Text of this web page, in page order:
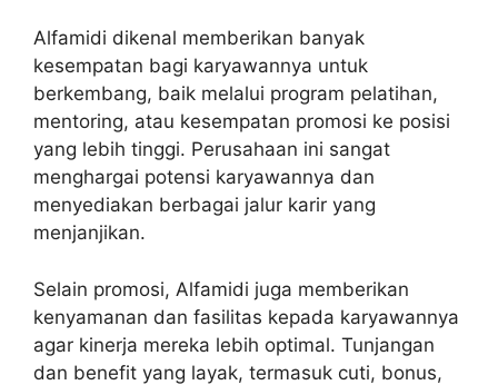
Alfamidi dikenal memberikan banyak
kesempatan bagi karyawannya untuk
berkembang, baik melalui program pelatihan,
mentoring, atau kesempatan promosi ke posisi
yang lebih tinggi. Perusahaan ini sangat
menghargai potensi karyawannya dan
menyediakan berbagai jalur karir yang
menjanjikan.
Selain promosi, Alfamidi juga memberikan
kenyamanan dan fasilitas kepada karyawannya
agar kinerja mereka lebih optimal. Tunjangan
dan benefit yang layak, termasuk cuti, bonus,